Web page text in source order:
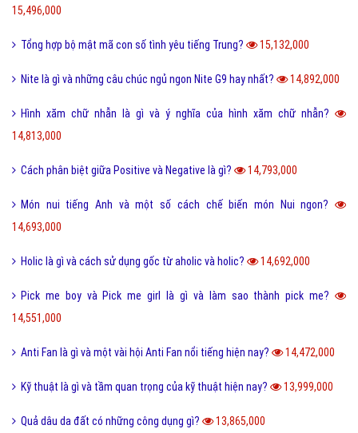
15,496,000
Tổng hợp bộ mật mã con số tình yêu tiếng Trung? 15,132,000
Nite là gì và những câu chúc ngủ ngon Nite G9 hay nhất? 14,892,000
Hình xăm chữ nhẫn là gì và ý nghĩa của hình xăm chữ nhẫn?
14,813,000
Cách phân biệt giữa Positive và Negative là gì? 14,793,000
Món nui tiếng Anh và một số cách chế biến món Nui ngon?
14,693,000
Holic là gì và cách sử dụng gốc từ aholic và holic? 14,692,000
Pick me boy và Pick me girl là gì và làm sao thành pick me?
14,551,000
Anti Fan là gì và một vài hội Anti Fan nổi tiếng hiện nay? 14,472,000
Kỹ thuật là gì và tầm quan trọng của kỹ thuật hiện nay? 13,999,000
Quả dâu da đất có những công dụng gì? 13,865,000